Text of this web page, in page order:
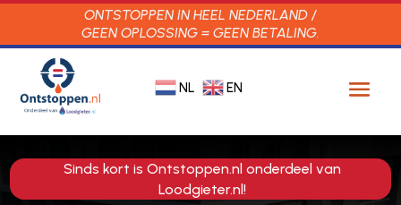
ONTSTOPPEN IN HEEL NEDERLAND /
GEEN OPLOSSING = GEEN BETALING.
NL EN
Sinds kort is Ontstoppen.nl onderdeel van
Loodgieter.nl!